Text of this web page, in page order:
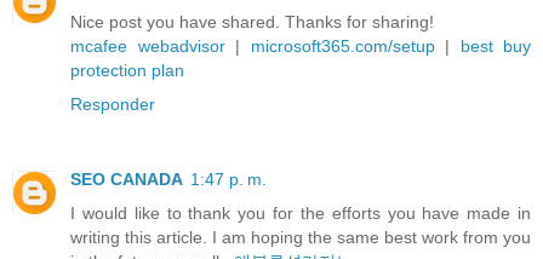
Nice post you have shared. Thanks for sharing!
mcafee webadvisor| microsoft365.com/setup| best buy
protection plan
Responder
SEO CANADA 1:47 p. m.
I would like to thank you for the efforts you have made in
writing this article. I am hoping the same best work from you